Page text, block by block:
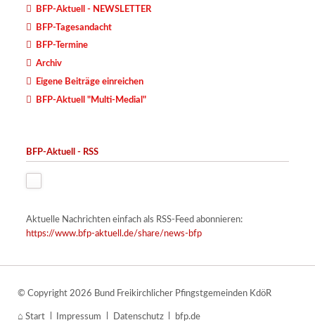
BFP-Aktuell - NEWSLETTER
BFP-Tagesandacht
BFP-Termine
Archiv
Eigene Beiträge einreichen
BFP-Aktuell "Multi-Medial"
BFP-Aktuell - RSS
Aktuelle Nachrichten einfach als RSS-Feed abonnieren:
https://www.bfp-aktuell.de/share/news-bfp
© Copyright 2026 Bund Freikirchlicher Pfingstgemeinden KdöR
Navigation
Start Impressum Datenschutz bfp.de